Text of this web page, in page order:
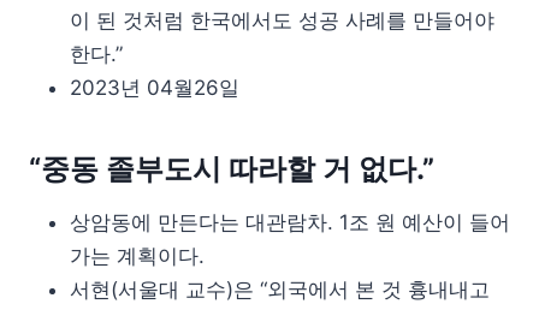
이 된 것처럼 한국에서도 성공 사례를 만들어야
한다.”
2023년 04월26일
“중동 졸부도시 따라할 거 없다.”
상암동에 만든다는 대관람차. 1조 원 예산이 들어
가는 계획이다.
서현(서울대 교수)은 “외국에서 본 것 흉내내고